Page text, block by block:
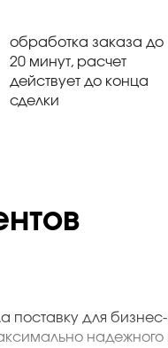
обработка заказа до
20 минут, расчет
действует до конца
сделки
поставку для